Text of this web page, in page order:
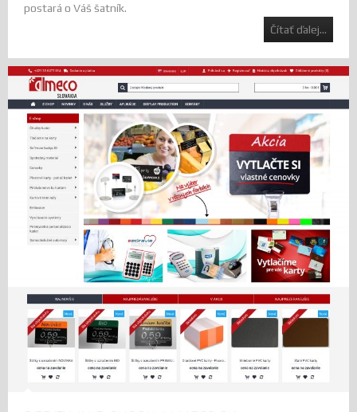
postará o Váš šatník.
Čítať ďalej...